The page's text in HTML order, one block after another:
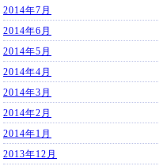
2014年7月
2014年6月
2014年5月
2014年4月
2014年3月
2014年2月
2014年1月
2013年12月